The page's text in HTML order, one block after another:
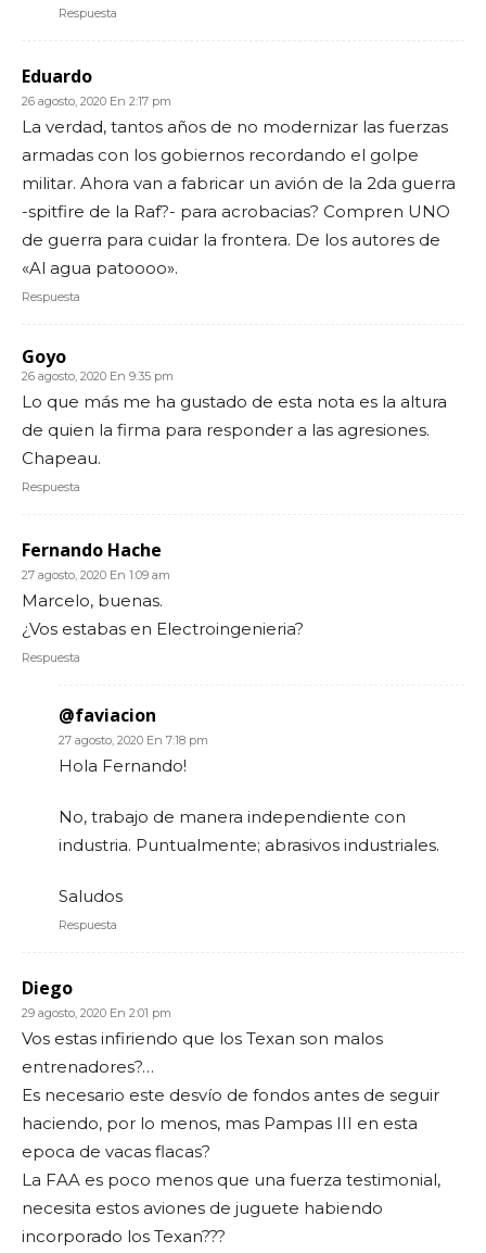
Respuesta
Eduardo
26 agosto, 2020 En 2:17 pm
La verdad, tantos años de no modernizar las fuerzas
armadas con los gobiernos recordando el golpe
militar. Ahora van a fabricar un avión de la 2da guerra
-spitfire de la Raf?- para acrobacias? Compren UNO
de guerra para cuidar la frontera. De los autores de
«Al agua patoooo».
Respuesta
Goyo
26 agosto, 2020 En 9:35 pm
Lo que más me ha gustado de esta nota es la altura
de quien la firma para responder a las agresiones.
Chapeau.
Respuesta
Fernando Hache
27 agosto, 2020 En 1:09 am
Marcelo, buenas.
¿Vos estabas en Electroingenieria?
Respuesta
@faviacion
27 agosto, 2020 En 7:18 pm
Hola Fernando!
No, trabajo de manera independiente con
industria. Puntualmente; abrasivos industriales.
Saludos
Respuesta
Diego
29 agosto, 2020 En 2:01 pm
Vos estas infiriendo que los Texan son malos
entrenadores?…
Es necesario este desvío de fondos antes de seguir
haciendo, por lo menos, mas Pampas III en esta
epoca de vacas flacas?
La FAA es poco menos que una fuerza testimonial,
necesita estos aviones de juguete habiendo
incorporado los Texan???